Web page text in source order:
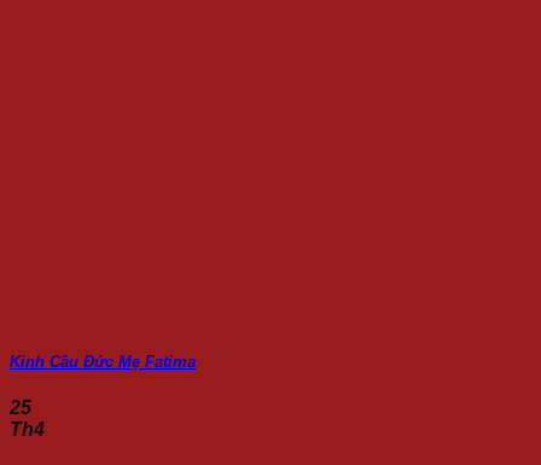
Kinh Cầu Đức Mẹ Fatima
25
Th4